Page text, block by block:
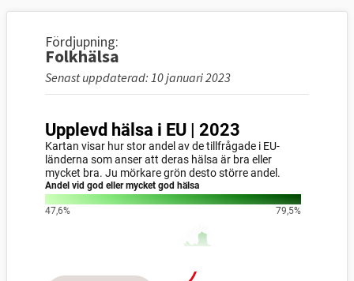
Fördjupning:
Folkhälsa
Senast uppdaterad: 10 januari 2023